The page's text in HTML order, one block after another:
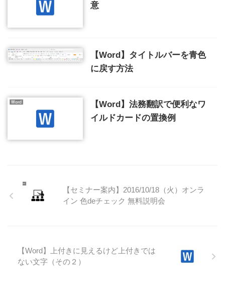
意
【Word】タイトルバーを青色
に戻す方法
【Word】法務翻訳で便利なワ
イルドカードの置換例
【セミナー案内】2016/10/18（火）オンラ
イン 色deチェック 無料説明会
【Word】上付きに見えるけど上付きでは
ない文字（その２）